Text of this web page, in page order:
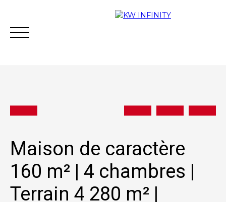
Acheter Vendre Vous financer
Maison de caractère
160 m² | 4 chambres |
Terrain 4 280 m² |